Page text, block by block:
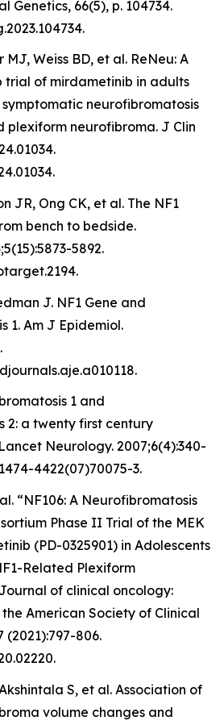
Genetics, 66(5), p. 104734.
MJ, Weiss BD, et al. ReNeu: A
trial of mirdametinib in adults
neurofibromatosis
plexiform neurofibroma. J Clin
JR, Ong CK, et al. The NF1
bench to bedside.
5892.
J. NF1 Gene and
1. Am J Epidemiol.
1 and
2: a twenty first century
Neurology. 2007;6(4):340-
4422(07)70075-3.
“NF106: A Neurofibromatosis
Phase II Trial of the MEK
(PD-0325901) in Adolescents
Related Plexiform
of clinical oncology:
American Society of Clinical
(2021):797-806.
S, et al. Association of
volume changes and